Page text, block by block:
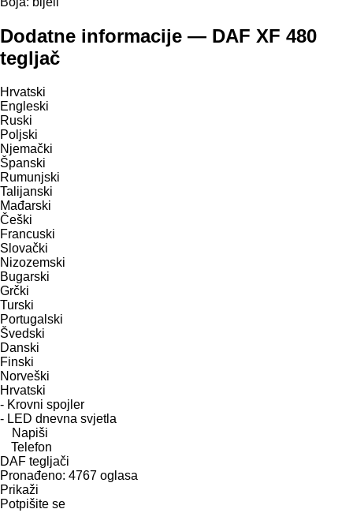
Dodatne informacije — DAF XF 480
tegljač
Hrvatski
Engleski
Ruski
Poljski
Njemački
Španski
Rumunjski
Talijanski
Mađarski
Češki
Francuski
Slovački
Nizozemski
Bugarski
Grčki
Turski
Portugalski
Švedski
Danski
Finski
Norveški
Hrvatski
- Krovni spojler
- LED dnevna svjetla
Napiši
Telefon
DAF tegljači
Pronađeno: 4767 oglasa
Prikaži
Potpišite se